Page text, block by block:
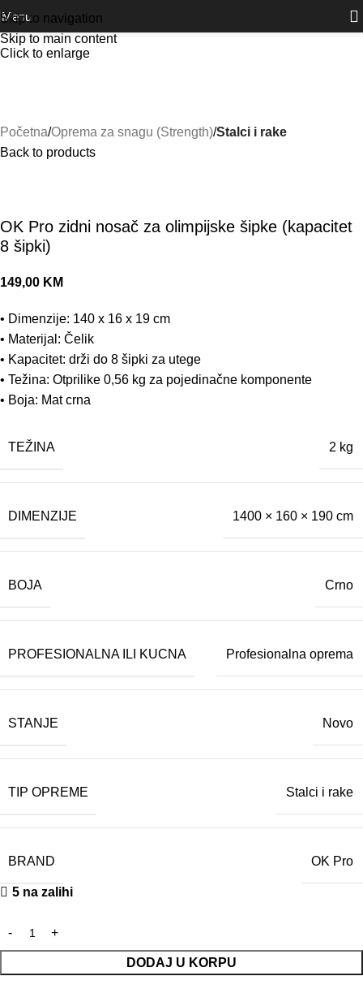
Skip to navigation
Skip to main content
Outlet
Menu
Click to enlarge
Početna Oprema za snagu (Strength) Stalci i rake
Back to products
OK Pro zidni nosač za olimpijske šipke (kapacitet
8 šipki)
149,00 KM
• Dimenzije: 140 x 16 x 19 cm
• Materijal: Čelik
• Kapacitet: drži do 8 šipki za utege
• Težina: Otprilike 0,56 kg za pojedinačne komponente
• Boja: Mat crna
TEŽINA 2 kg
DIMENZIJE 1400 × 160 × 190 cm
BOJA Crno
PROFESIONALNA ILI KUCNA Profesionalna oprema
STANJE Novo
TIP OPREME Stalci i rake
BRAND OK Pro
5 na zalihi
DODAJ U KORPU